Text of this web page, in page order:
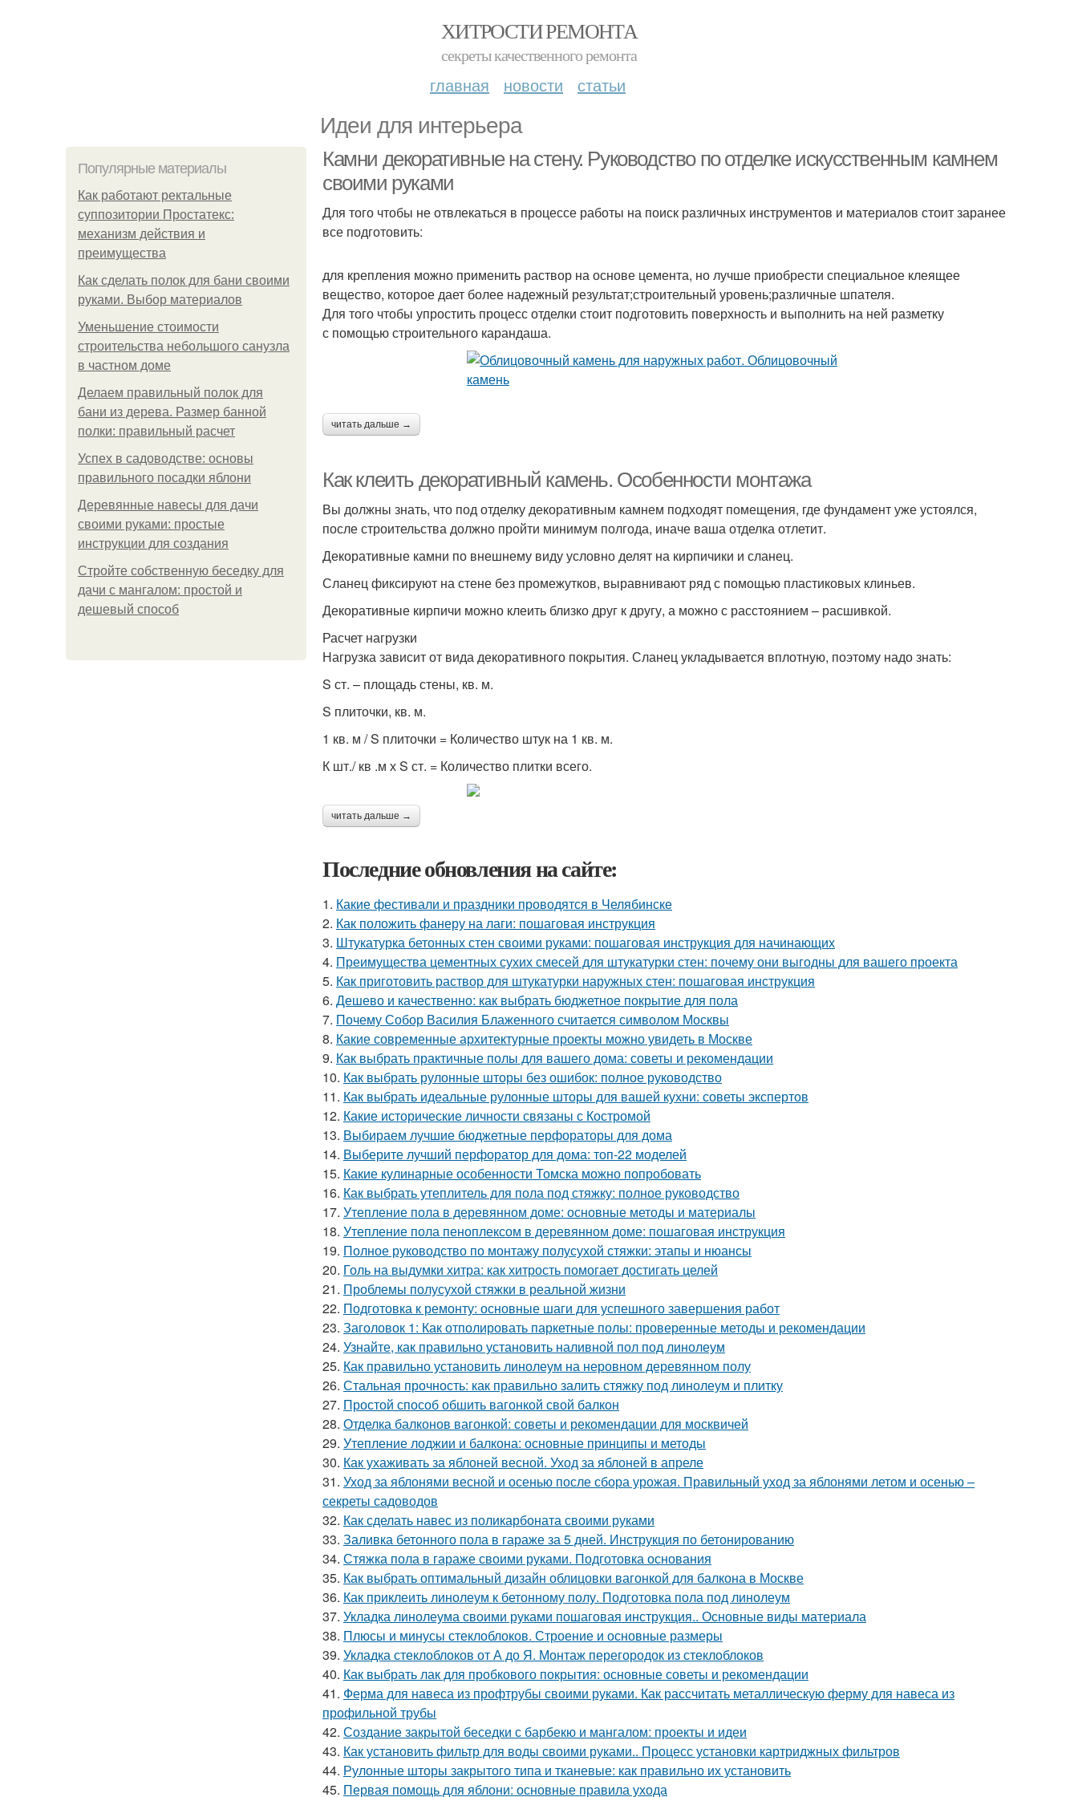
ХИТРОСТИ РЕМОНТА
секреты качественного ремонта
главная новости статьи
Идеи для интерьера
Популярные материалы
Как работают ректальные
суппозитории Простатекс:
механизм действия и
преимущества
Как сделать полок для бани своими
руками. Выбор материалов
Уменьшение стоимости
строительства небольшого санузла
в частном доме
Делаем правильный полок для
бани из дерева. Размер банной
полки: правильный расчет
Успех в садоводстве: основы
правильного посадки яблони
Деревянные навесы для дачи
своими руками: простые
инструкции для создания
Стройте собственную беседку для
дачи с мангалом: простой и
дешевый способ
Камни декоративные на стену. Руководство по отделке искусственным камнем
своими руками
Для того чтобы не отвлекаться в процессе работы на поиск различных инструментов и материалов стоит заранее
все подготовить:
для крепления можно применить раствор на основе цемента, но лучше приобрести специальное клеящее
вещество, которое дает более надежный результат;строительный уровень;различные шпателя.
Для того чтобы упростить процесс отделки стоит подготовить поверхность и выполнить на ней разметку
с помощью строительного карандаша.
читать дальше →
Как клеить декоративный камень. Особенности монтажа
Вы должны знать, что под отделку декоративным камнем подходят помещения, где фундамент уже устоялся,
после строительства должно пройти минимум полгода, иначе ваша отделка отлетит.
Декоративные камни по внешнему виду условно делят на кирпичики и сланец.
Сланец фиксируют на стене без промежутков, выравнивают ряд с помощью пластиковых клиньев.
Декоративные кирпичи можно клеить близко друг к другу, а можно с расстоянием – расшивкой.
Расчет нагрузки
Нагрузка зависит от вида декоративного покрытия. Сланец укладывается вплотную, поэтому надо знать:
S ст. – площадь стены, кв. м.
S плиточки, кв. м.
1 кв. м / S плиточки = Количество штук на 1 кв. м.
К шт./ кв .м х S ст. = Количество плитки всего.
читать дальше →
Последние обновления на сайте:
1. Какие фестивали и праздники проводятся в Челябинске
2. Как положить фанеру на лаги: пошаговая инструкция
3. Штукатурка бетонных стен своими руками: пошаговая инструкция для начинающих
4. Преимущества цементных сухих смесей для штукатурки стен: почему они выгодны для вашего проекта
5. Как приготовить раствор для штукатурки наружных стен: пошаговая инструкция
6. Дешево и качественно: как выбрать бюджетное покрытие для пола
7. Почему Собор Василия Блаженного считается символом Москвы
8. Какие современные архитектурные проекты можно увидеть в Москве
9. Как выбрать практичные полы для вашего дома: советы и рекомендации
10. Как выбрать рулонные шторы без ошибок: полное руководство
11. Как выбрать идеальные рулонные шторы для вашей кухни: советы экспертов
12. Какие исторические личности связаны с Костромой
13. Выбираем лучшие бюджетные перфораторы для дома
14. Выберите лучший перфоратор для дома: топ-22 моделей
15. Какие кулинарные особенности Томска можно попробовать
16. Как выбрать утеплитель для пола под стяжку: полное руководство
17. Утепление пола в деревянном доме: основные методы и материалы
18. Утепление пола пеноплексом в деревянном доме: пошаговая инструкция
19. Полное руководство по монтажу полусухой стяжки: этапы и нюансы
20. Голь на выдумки хитра: как хитрость помогает достигать целей
21. Проблемы полусухой стяжки в реальной жизни
22. Подготовка к ремонту: основные шаги для успешного завершения работ
23. Заголовок 1: Как отполировать паркетные полы: проверенные методы и рекомендации
24. Узнайте, как правильно установить наливной пол под линолеум
25. Как правильно установить линолеум на неровном деревянном полу
26. Стальная прочность: как правильно залить стяжку под линолеум и плитку
27. Простой способ обшить вагонкой свой балкон
28. Отделка балконов вагонкой: советы и рекомендации для москвичей
29. Утепление лоджии и балкона: основные принципы и методы
30. Как ухаживать за яблоней весной. Уход за яблоней в апреле
31. Уход за яблонями весной и осенью после сбора урожая. Правильный уход за яблонями летом и осенью –
секреты садоводов
32. Как сделать навес из поликарбоната своими руками
33. Заливка бетонного пола в гараже за 5 дней. Инструкция по бетонированию
34. Стяжка пола в гараже своими руками. Подготовка основания
35. Как выбрать оптимальный дизайн облицовки вагонкой для балкона в Москве
36. Как приклеить линолеум к бетонному полу. Подготовка пола под линолеум
37. Укладка линолеума своими руками пошаговая инструкция.. Основные виды материала
38. Плюсы и минусы стеклоблоков. Строение и основные размеры
39. Укладка стеклоблоков от А до Я. Монтаж перегородок из стеклоблоков
40. Как выбрать лак для пробкового покрытия: основные советы и рекомендации
41. Ферма для навеса из профтрубы своими руками. Как рассчитать металлическую ферму для навеса из
профильной трубы
42. Создание закрытой беседки с барбекю и мангалом: проекты и идеи
43. Как установить фильтр для воды своими руками.. Процесс установки картриджных фильтров
44. Рулонные шторы закрытого типа и тканевые: как правильно их установить
45. Первая помощь для яблони: основные правила ухода